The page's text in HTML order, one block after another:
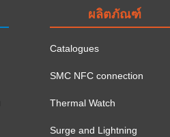
ผลิตภัณฑ์
Catalogues
SMC NFC connection
Thermal Watch
Surge and Lightning